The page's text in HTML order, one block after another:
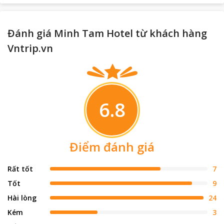
Đánh giá Minh Tam Hotel từ khách hàng
Vntrip.vn
6.8
Điểm đánh giá
Rất tốt
7
Tốt
9
Hài lòng
24
Kém
3